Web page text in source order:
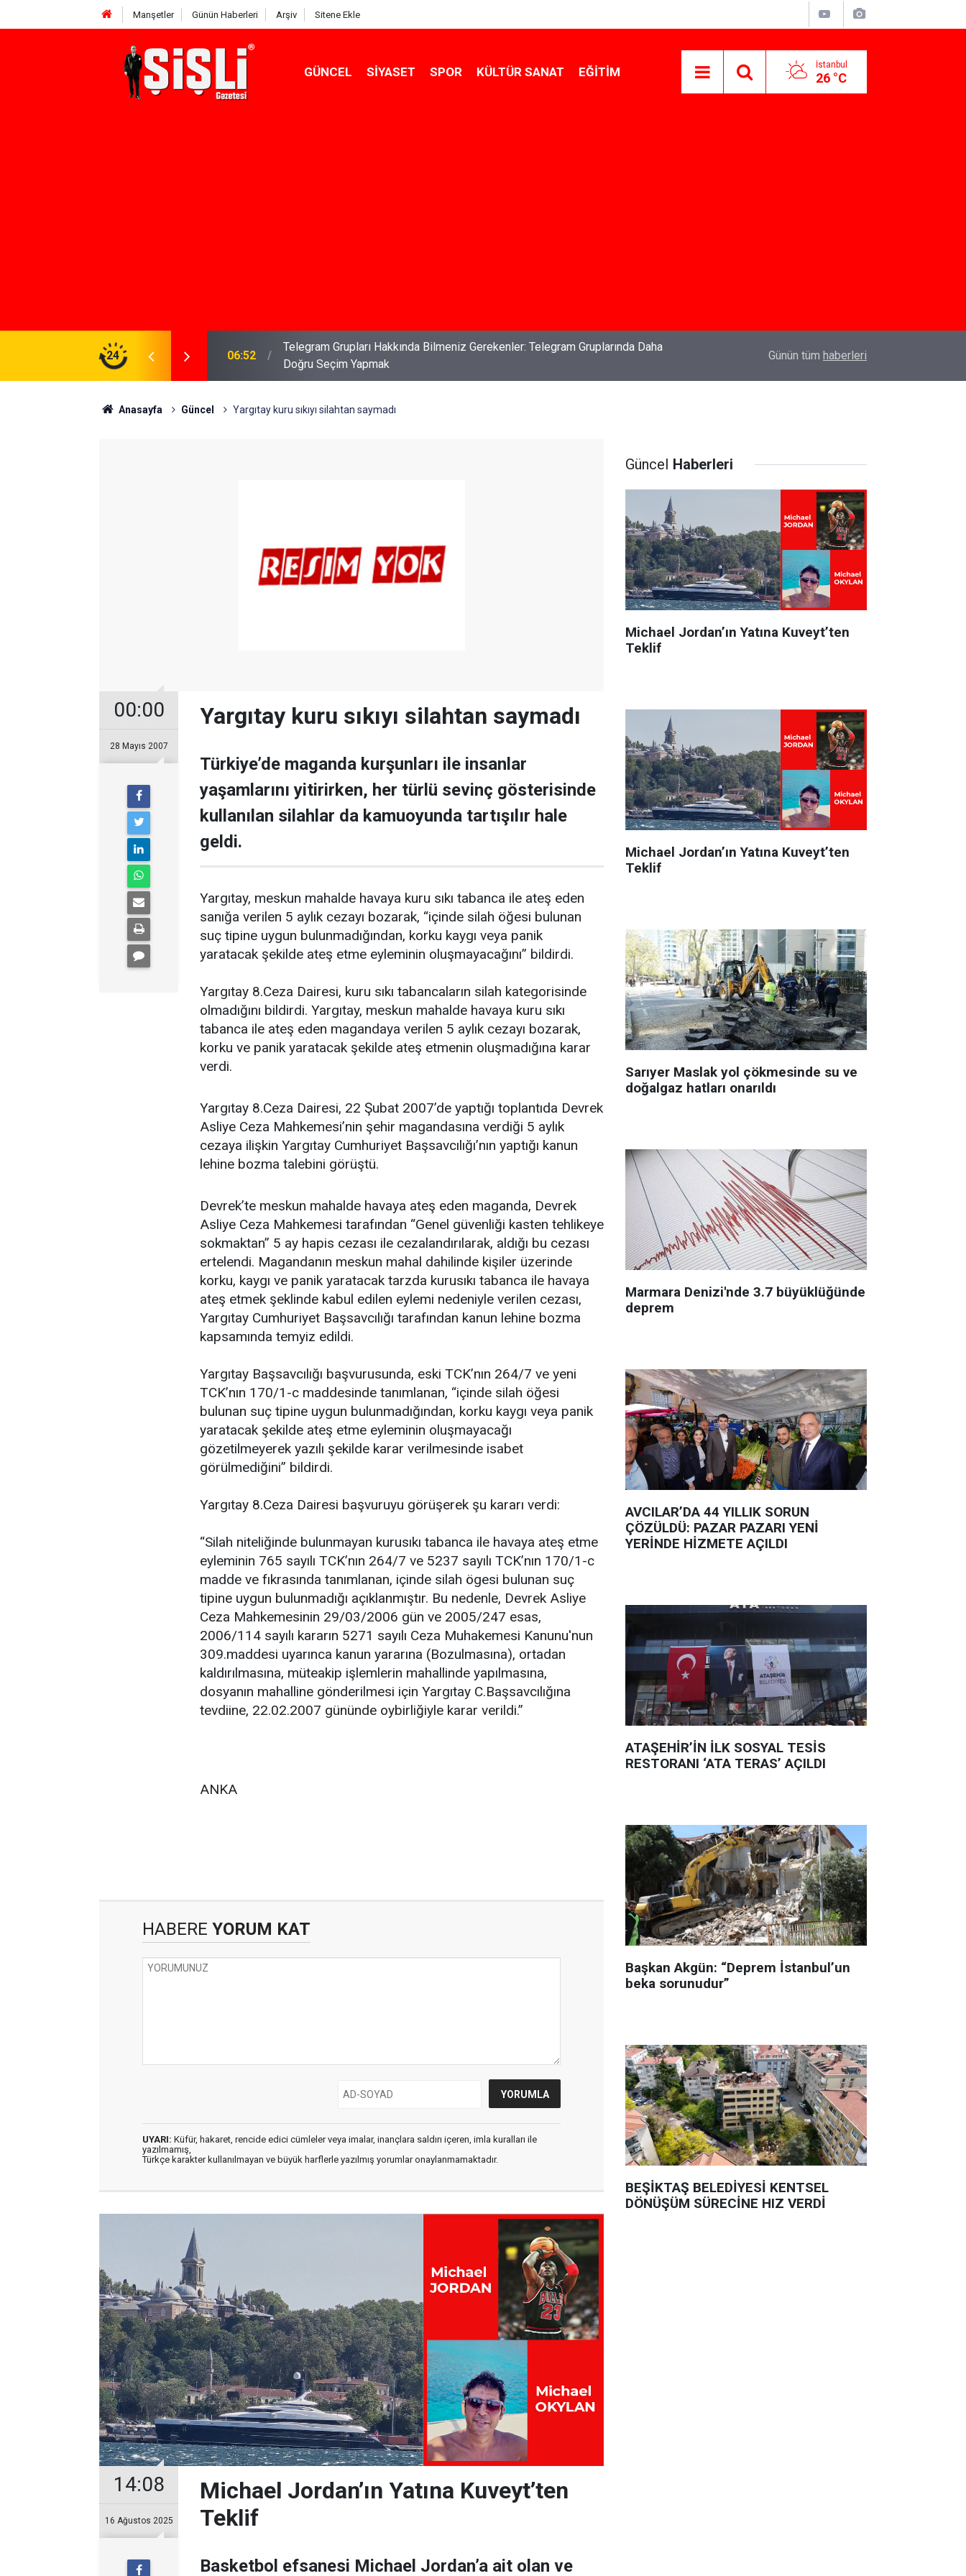
Manşetler Günün Haberleri Arşiv Sitene Ekle
GÜNCEL SIYASET SPOR KÜLTÜR SANAT EĞITIM İstanbul
26 °C
24
Gerekenler: Telegram Gruplarında Daha
04:43 İş Davaları: Haklarınızı Bilmek ve Koruma Altına Almak Özlem Drahyalı Kimdir, Nereli ve Kaç
Günün tüm haberleri
Anasayfa Güncel Yargıtay kuru sıkıyı silahtan saymadı
00:00
28 Mayıs 2007
Yargıtay kuru sıkıyı silahtan saymadı
Türkiye’de maganda kurşunları ile insanlar
yaşamlarını yitirirken, her türlü sevinç gösterisinde
kullanılan silahlar da kamuoyunda tartışılır hale
geldi.
Yargıtay, meskun mahalde havaya kuru sıkı tabanca ile ateş eden
sanığa verilen 5 aylık cezayı bozarak, “içinde silah öğesi bulunan
suç tipine uygun bulunmadığından, korku kaygı veya panik
yaratacak şekilde ateş etme eyleminin oluşmayacağını” bildirdi.
Yargıtay 8.Ceza Dairesi, kuru sıkı tabancaların silah kategorisinde
olmadığını bildirdi. Yargıtay, meskun mahalde havaya kuru sıkı
tabanca ile ateş eden magandaya verilen 5 aylık cezayı bozarak,
korku ve panik yaratacak şekilde ateş etmenin oluşmadığına karar
verdi.
Yargıtay 8.Ceza Dairesi, 22 Şubat 2007’de yaptığı toplantıda Devrek
Asliye Ceza Mahkemesi’nin şehir magandasına verdiği 5 aylık
cezaya ilişkin Yargıtay Cumhuriyet Başsavcılığı’nın yaptığı kanun
lehine bozma talebini görüştü.
Devrek’te meskun mahalde havaya ateş eden maganda, Devrek
Asliye Ceza Mahkemesi tarafından “Genel güvenliği kasten tehlikeye
sokmaktan” 5 ay hapis cezası ile cezalandırılarak, aldığı bu cezası
ertelendi. Magandanın meskun mahal dahilinde kişiler üzerinde
korku, kaygı ve panik yaratacak tarzda kurusıkı tabanca ile havaya
ateş etmek şeklinde kabul edilen eylemi nedeniyle verilen cezası,
Yargıtay Cumhuriyet Başsavcılığı tarafından kanun lehine bozma
kapsamında temyiz edildi.
Yargıtay Başsavcılığı başvurusunda, eski TCK’nın 264/7 ve yeni
TCK’nın 170/1-c maddesinde tanımlanan, “içinde silah öğesi
bulunan suç tipine uygun bulunmadığından, korku kaygı veya panik
yaratacak şekilde ateş etme eyleminin oluşmayacağı
gözetilmeyerek yazılı şekilde karar verilmesinde isabet
görülmediğini” bildirdi.
Yargıtay 8.Ceza Dairesi başvuruyu görüşerek şu kararı verdi:
“Silah niteliğinde bulunmayan kurusıkı tabanca ile havaya ateş etme
eyleminin 765 sayılı TCK’nın 264/7 ve 5237 sayılı TCK’nın 170/1-c
madde ve fıkrasında tanımlanan, içinde silah ögesi bulunan suç
tipine uygun bulunmadığı açıklanmıştır. Bu nedenle, Devrek Asliye
Ceza Mahkemesinin 29/03/2006 gün ve 2005/247 esas,
2006/114 sayılı kararın 5271 sayılı Ceza Muhakemesi Kanunu'nun
309.maddesi uyarınca kanun yararına (Bozulmasına), ortadan
kaldırılmasına, müteakip işlemlerin mahallinde yapılmasına,
dosyanın mahalline gönderilmesi için Yargıtay C.Başsavcılığına
tevdiine, 22.02.2007 gününde oybirliğiyle karar verildi.”
ANKA
HABERE YORUM KAT
UYARI: Küfür, hakaret, rencide edici cümleler veya imalar, inançlara saldırı içeren, imla kuralları ile
yazılmamış,
Türkçe karakter kullanılmayan ve büyük harflerle yazılmış yorumlar onaylanmamaktadır.
14:08
16 Ağustos 2025
Michael Jordan’ın Yatına Kuveyt’ten
Teklif
Basketbol efsanesi Michael Jordan’a ait olan ve
Güncel Haberleri
Michael Jordan’ın Yatına Kuveyt’ten
Teklif
Michael Jordan’ın Yatına Kuveyt’ten
Teklif
Sarıyer Maslak yol çökmesinde su ve
doğalgaz hatları onarıldı
Marmara Denizi'nde 3.7 büyüklüğünde
deprem
AVCILAR’DA 44 YILLIK SORUN
ÇÖZÜLDÜ: PAZAR PAZARI YENİ
YERİNDE HİZMETE AÇILDI
ATAŞEHİR’İN İLK SOSYAL TESİS
RESTORANI ‘ATA TERAS’ AÇILDI
Başkan Akgün: “Deprem İstanbul’un
beka sorunudur”
BEŞİKTAŞ BELEDİYESİ KENTSEL
DÖNÜŞÜM SÜRECİNE HIZ VERDİ